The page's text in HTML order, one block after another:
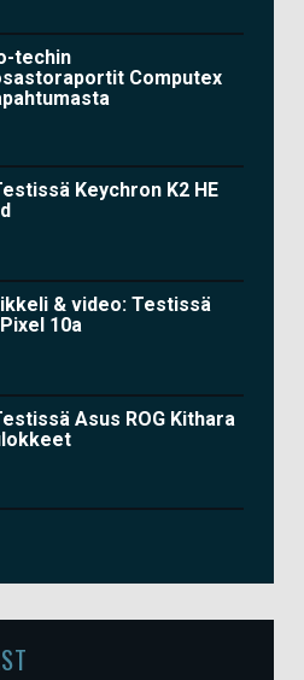
techin
Computex
Keychron K2 HE
& video: Testissä
10a
Asus ROG Kithara